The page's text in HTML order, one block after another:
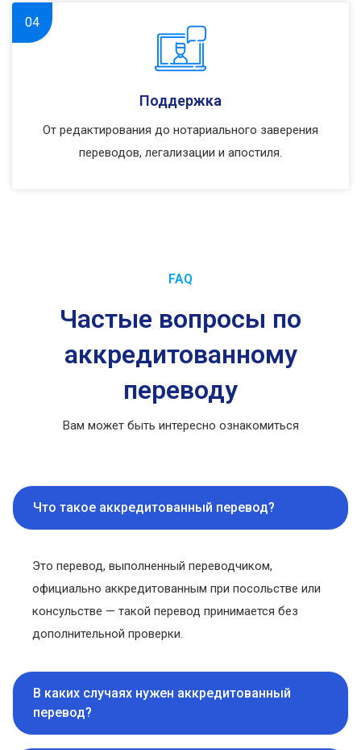
04
Поддержка
От редактирования до нотариального заверения
переводов, легализации и апостиля.
FAQ
Частые вопросы по
аккредитованному
переводу
Вам может быть интересно ознакомиться
Что такое аккредитованный перевод?
Это перевод, выполненный переводчиком,
официально аккредитованным при посольстве или
консульстве — такой перевод принимается без
дополнительной проверки.
В каких случаях нужен аккредитованный
перевод?